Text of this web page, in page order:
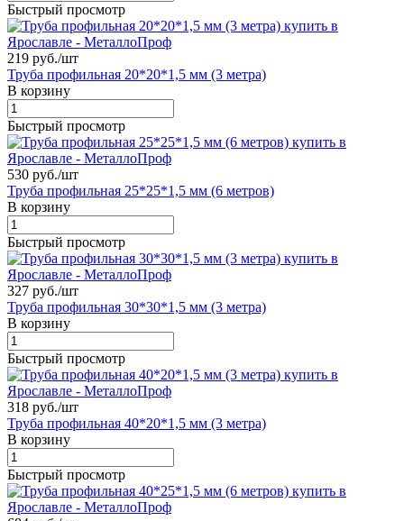
Быстрый просмотр
219 руб./шт
Труба профильная 20*20*1,5 мм (3 метра)
В корзину
Быстрый просмотр
530 руб./шт
Труба профильная 25*25*1,5 мм (6 метров)
В корзину
Быстрый просмотр
327 руб./шт
Труба профильная 30*30*1,5 мм (3 метра)
В корзину
Быстрый просмотр
318 руб./шт
Труба профильная 40*20*1,5 мм (3 метра)
В корзину
Быстрый просмотр